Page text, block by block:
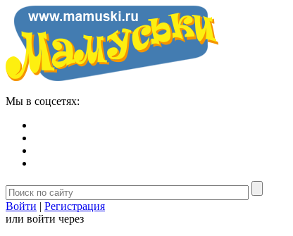
Мы в соцсетях:
Войти | Регистрация
или войти через